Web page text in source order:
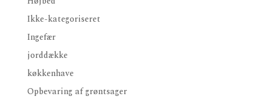
Ikke-kategoriseret
Ingefær
jorddække
køkkenhave
Opbevaring af grøntsager